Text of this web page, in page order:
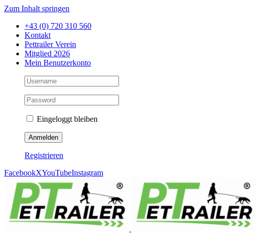
Zum Inhalt springen
+43 (0) 720 310 560
Kontakt
Pettrailer Verein
Mitglied 2026
Mein Benutzerkonto
Eingeloggt bleiben
Registrieren
FacebookXYouTubeInstagram